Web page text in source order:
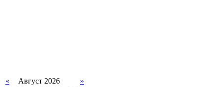
« Август 2026
»